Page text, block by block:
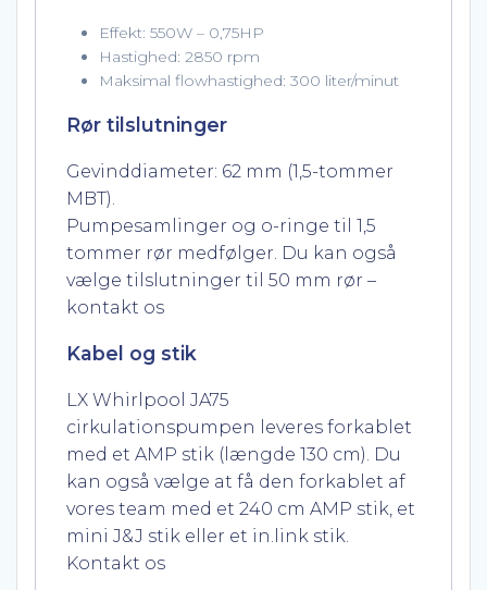
Effekt: 550W – 0,75HP
Hastighed: 2850 rpm
Maksimal flowhastighed: 300 liter/minut
Rør tilslutninger
Gevinddiameter: 62 mm (1,5-tommer
MBT).
Pumpesamlinger og o-ringe til 1,5
tommer rør medfølger. Du kan også
vælge tilslutninger til 50 mm rør –
kontakt os
Kabel og stik
LX Whirlpool JA75
cirkulationspumpen leveres forkablet
med et AMP stik (længde 130 cm). Du
kan også vælge at få den forkablet af
vores team med et 240 cm AMP stik, et
mini J&J stik eller et in.link stik.
Kontakt os